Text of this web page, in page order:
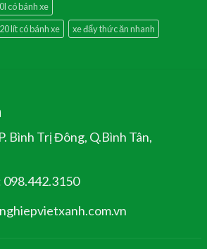
có bánh xe
lít có bánh xe
xe đẩy thức ăn nhanh
Bình Trị Đông, Q.Bình Tân,